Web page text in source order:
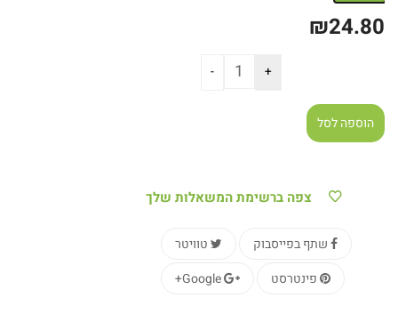
₪24.80
הוספה לסל
צפה ברשימת המשאלות שלך
טוויטר
שתף בפייסבוק
Google+
פינטרסט